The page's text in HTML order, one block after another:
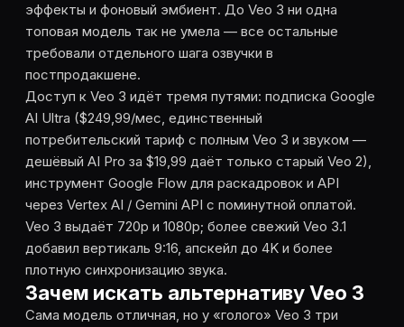
эффекты и фоновый эмбиент. До Veo 3 ни одна
топовая модель так не умела — все остальные
требовали отдельного шага озвучки в
постпродакшене.
Доступ к Veo 3 идёт тремя путями: подписка Google
AI Ultra ($249,99/мес, единственный
потребительский тариф с полным Veo 3 и звуком —
дешёвый AI Pro за $19,99 даёт только старый Veo 2),
инструмент Google Flow для раскадровок и API
через Vertex AI / Gemini API с поминутной оплатой.
Veo 3 выдаёт 720p и 1080p; более свежий Veo 3.1
добавил вертикаль 9:16, апскейл до 4K и более
плотную синхронизацию звука.
Зачем искать альтернативу Veo 3
Сама модель отличная, но у «голого» Veo 3 три